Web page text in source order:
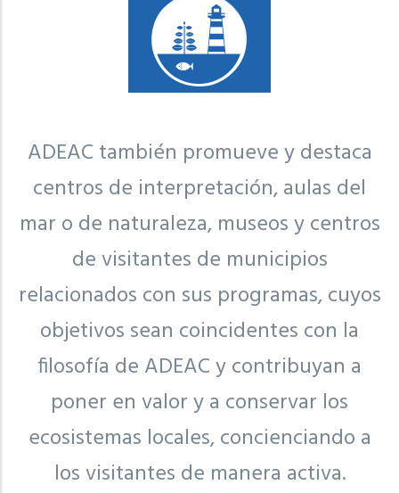
ADEAC también promueve y destaca
centros de interpretación, aulas del
mar o de naturaleza, museos y centros
de visitantes de municipios
relacionados con sus programas, cuyos
objetivos sean coincidentes con la
filosofía de ADEAC y contribuyan a
poner en valor y a conservar los
ecosistemas locales, concienciando a
los visitantes de manera activa.